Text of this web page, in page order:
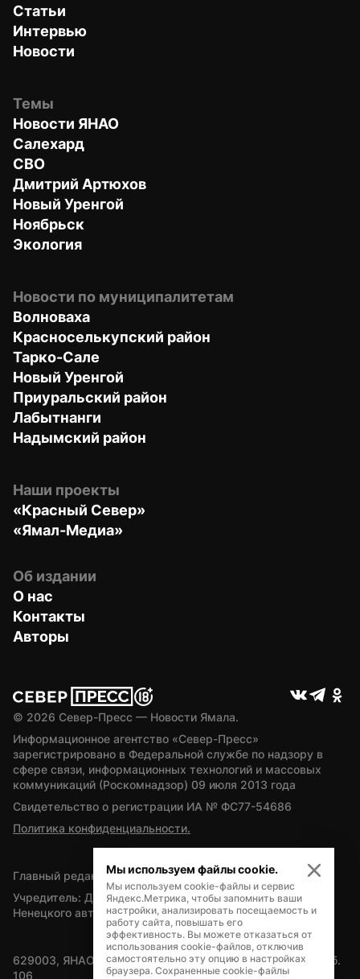
Статьи
Интервью
Новости
Темы
Новости ЯНАО
Салехард
СВО
Дмитрий Артюхов
Новый Уренгой
Ноябрьск
Экология
Новости по муниципалитетам
Волноваха
Красноселькупский район
Тарко-Сале
Новый Уренгой
Приуральский район
Лабытнанги
Надымский район
Наши проекты
«Красный Север»
«Ямал-Медиа»
Об издании
О нас
Контакты
Авторы
© 2026 Север-Пресс — Новости Ямала.
Информационное агентство «Север-Пресс»
зарегистрировано в Федеральной службе по надзору в
сфере связи, информационных технологий и массовых
коммуникаций (Роскомнадзор) 09 июля 2013 года
Свидетельство о регистрации ИА № ФС77-54686
Политика конфиденциальности.
Главный редактор — А.Л. Поздеев
Учредитель: Департамент внутренней политики Ямало-
Ненецкого автономного округа
629003, ЯНАО, Салехард, мкр. Богдана Кнунянца, д.1, каб.
106
Мы используем файлы cookie.
Мы используем cookie-файлы и сервис
Яндекс.Метрика, чтобы запомнить ваши
настройки, анализировать посещаемость и
работу сайта, повышать его
эффективность. Вы можете отказаться от
использования cookie-файлов, отключив
самостоятельно эту опцию в настройках
браузера. Сохраненные cookie-файлы